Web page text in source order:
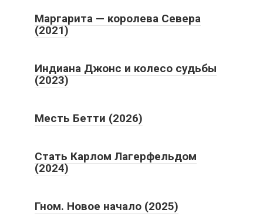
Маргарита — королева Севера
(2021)
Индиана Джонс и колесо судьбы
(2023)
Месть Бетти (2026)
Стать Карлом Лагерфельдом
(2024)
Гном. Новое начало (2025)